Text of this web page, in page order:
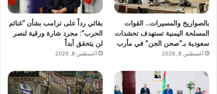
بالصواريخ والمسيرات… القوات
المسلحة اليمنية تستهدف تحشدات
سعودية بـ”صحن الجن” في مأرب
أغسطس 8, 2026
بقائي رداً على ترامب بشأن “غنائم
الحرب”: مجرد شارة ورقية لنصر
لن يتحقق أبداً
أغسطس 8, 2026